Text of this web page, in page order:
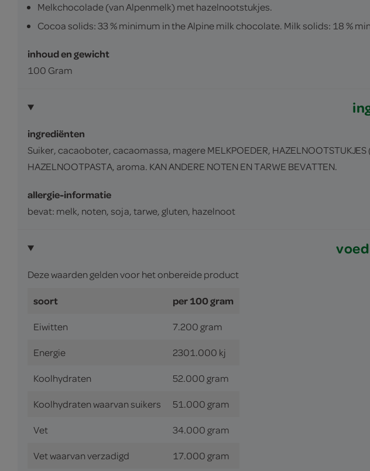
Melkchocolade (van Alpenmelk) met hazelnootstukjes.
Cocoa solids: 33 % minimum in the Alpine milk chocolate. Milk solids: 18 %
inhoud en gewicht
100 Gram
ingrediënten
Suiker, cacaoboter, cacaomassa, magere MELKPOEDER,
HAZELNOOTPASTA, aroma. KAN ANDERE NOTEN EN TARWE BEVATTEN.
allergie-informatie
bevat: melk, noten, soja, tarwe, gluten, hazelnoot
Deze waarden gelden voor het onbereide product
soort per 100 gram
Eiwitten 7.200 gram
Energie 2301.000 kj
Koolhydraten 52.000 gram
Koolhydraten waarvan suikers 51.000 gram
Vet 34.000 gram
Vet waarvan verzadigd 17.000 gram